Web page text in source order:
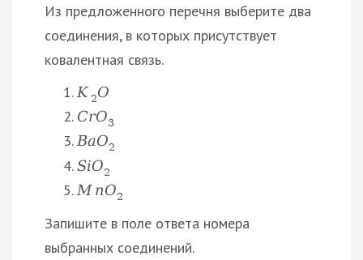
Из предложенного перечня выберите два
соединения, в которых присутствует
ковалентная связь.
K 2O
CrO3
BaO2
SiO2
M nO2
Запишите в поле ответа номера
выбранных соединений.